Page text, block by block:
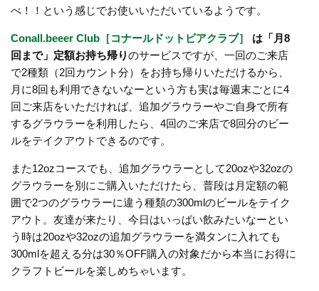
べ！！という感じでお使いいただいているようです。
Conall.beeer Club［コナールドットビアクラブ］
は「月8
回まで」定額お持ち帰りのサービスですが、一回のご来店
で2種類（2回カウント分）をお持ち帰りいただけるから、
月に8回も利用できないなーという方も実は毎週末ごとに4
回ご来店をいただければ、追加グラウラーやご自身で所有
するグラウラーを利用したら、4回のご来店で8回分のビー
ルをテイクアウトできるのです。
また12ozコースでも、追加グラウラーとして20ozや32ozの
グラウラーを別にご購入いただけたら、普段は月定額の範
囲で2つのグラウラーに違う種類の300mlのビールをテイク
アウト。友達が来たり、今日はいっぱい飲みたいなーとい
う時は20ozや32ozの追加グラウラーを満タンに入れても
300mlを超える分は30％OFF購入の対象だから本当にお得に
クラフトビールを楽しめちゃいます。